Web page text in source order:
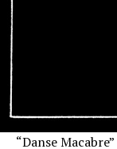
“Danse Macabre”